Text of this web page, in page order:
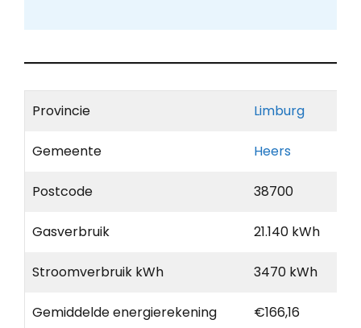
Provincie Limburg
Gemeente Heers
Postcode 38700
Gasverbruik 21.140 kWh
Stroomverbruik kWh 3470 kWh
Gemiddelde energierekening €166,16